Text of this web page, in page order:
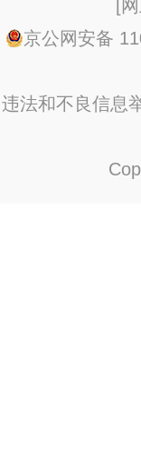
[
京公网安备
违法和不良信息